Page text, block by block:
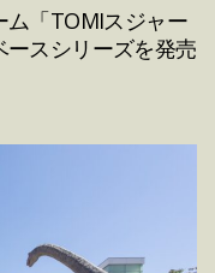
ム「TOMIスジャー
スシリーズを発売